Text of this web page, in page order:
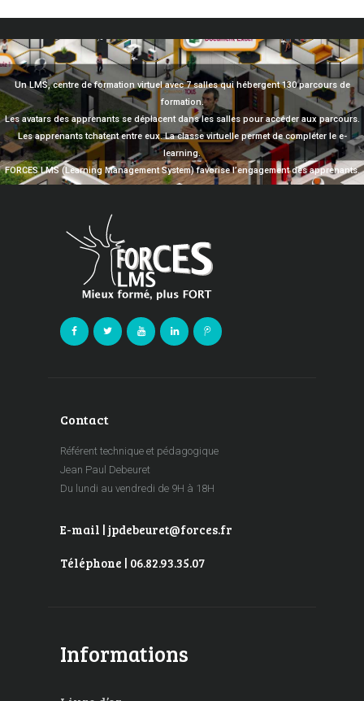
Un LMS, centre de formation virtuel avec 7 salles qui hébergent 130 parcours de
formation.
Les avatars des apprenants se déplacent dans les salles pour accéder aux parcours.
Les apprenants tchatent entre eux. La classe virtuelle permet de compléter le e-
learning.
FORCES LMS (Learning Management System) favorise l’engagement des apprenants.
Contact
Référent technique et pédagogique
Jean Paul Debeuret
Du lundi au vendredi de 9H à 18H
E-mail | jpdebeuret@forces.fr
Téléphone | 06.82.93.35.07
Informations